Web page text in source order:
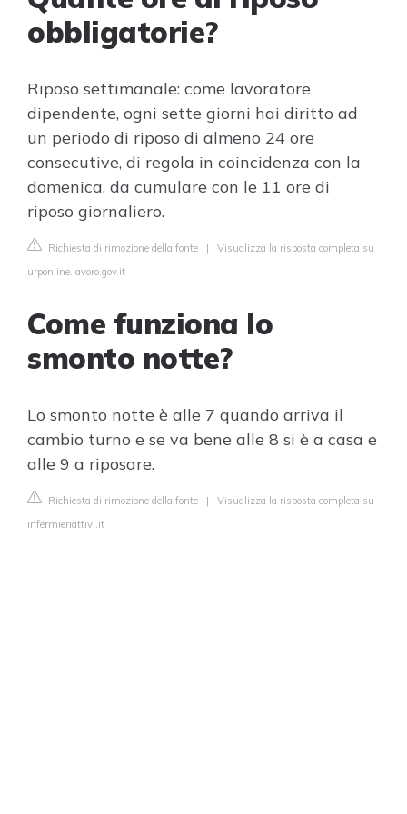
obbligatorie?
Riposo settimanale: come lavoratore
dipendente, ogni sette giorni hai diritto ad
un periodo di riposo di almeno 24 ore
consecutive, di regola in coincidenza con la
domenica, da cumulare con le 11 ore di
riposo giornaliero.
Richiesta di rimozione della fonte | Visualizza la risposta completa su
urponline.lavoro.gov.it
Come funziona lo
smonto notte?
Lo smonto notte è alle 7 quando arriva il
cambio turno e se va bene alle 8 si è a casa e
alle 9 a riposare.
Richiesta di rimozione della fonte | Visualizza la risposta completa su
infermieriattivi.it